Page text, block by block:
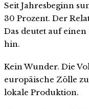
Seit Jahresbeginn
30 Prozent. Der
Das deutet auf
hin.
Kein Wunder. Die
europäische Zölle
lokale Produktion.